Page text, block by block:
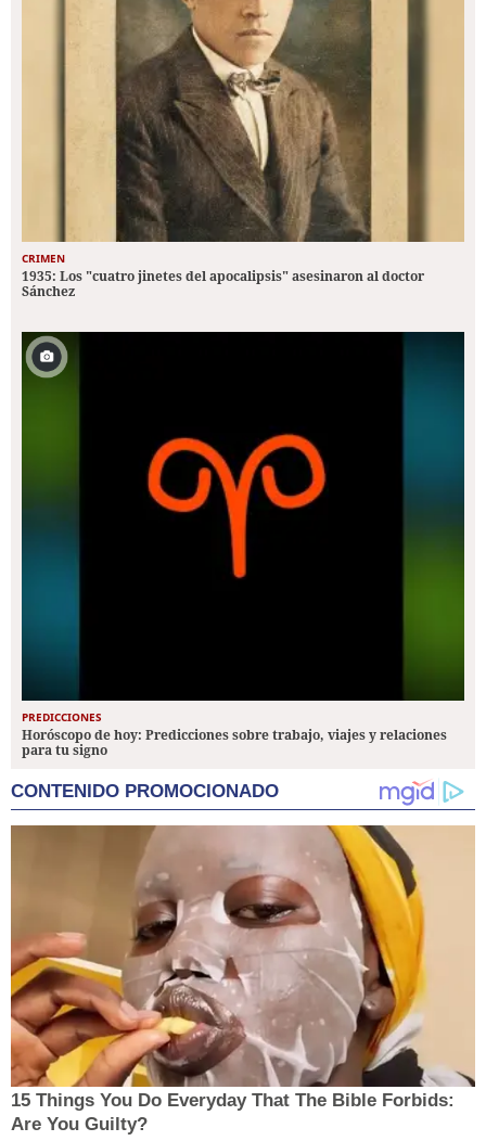
CRIMEN
1935: Los "cuatro jinetes del apocalipsis" asesinaron al doctor
Sánchez
PREDICCIONES
Horóscopo de hoy: Predicciones sobre trabajo, viajes y relaciones
para tu signo
CONTENIDO PROMOCIONADO
15 Things You Do Everyday That The Bible Forbids:
Are You Guilty?